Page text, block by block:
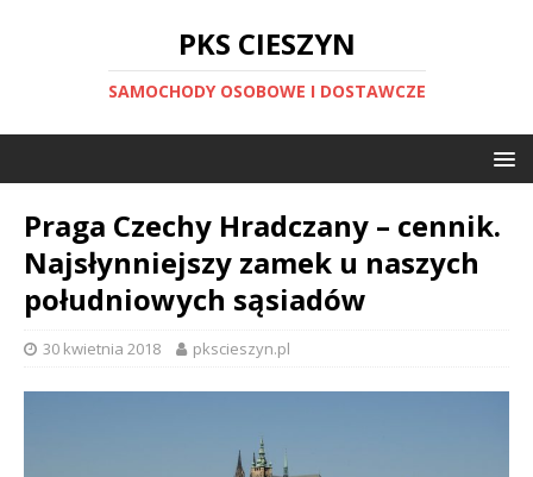
PKS CIESZYN
SAMOCHODY OSOBOWE I DOSTAWCZE
Praga Czechy Hradczany – cennik.
Najsłynniejszy zamek u naszych
południowych sąsiadów
30 kwietnia 2018 pkscieszyn.pl